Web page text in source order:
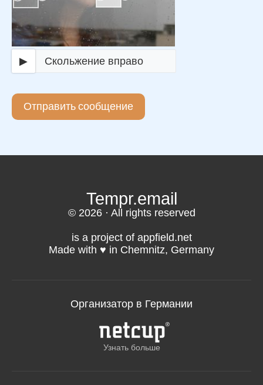
▶ Скольжение вправо
Отправить сообщение
Tempr.email
© 2026 · All rights reserved
is a project of appfield.net
Made with ♥️ in Chemnitz, Germany
Организатор в Германии
Узнать больше